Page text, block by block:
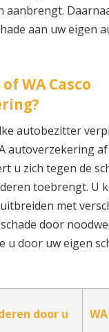
aanbrengt.
aan uw eigen
WA Casco
autobezitter
autoverzekering
u zich tegen de
toebrengt. U
met
door
u door uw eigen
door u WA